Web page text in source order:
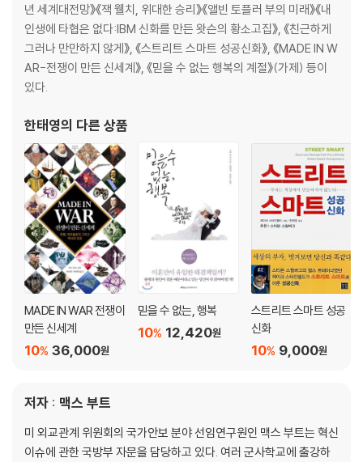
년 세계대전망》《잭 웰치, 위대한 승리》《앨빈 토플러 부의 미래》《내
인생에 타협은 없다:IBM 신화를 만든 왓슨의 황소고집》, 《친근하게
그러나 만만하지 않게》, 《스트리트 스마트 성공신화》, 《MADE IN W
AR-전쟁이 만든 신세계》, 《믿을 수 없는 행복의 계절》(가제) 등이
있다.
한태영의 다른 상품
MADE IN WAR 전쟁이
만든 신세계
36,000원
10%
믿을 수 없는, 행복
12,420원
10%
스트리트 스마트 성공
신화
9,000원
10%
저자 : 맥스 부트
미 외교관계 위원회의 국가안보 분야 선임연구원인 맥스 부트는 혁신
이슈에 관한 국방부 자문을 담당하고 있다. 여러 군사학교에 출강하